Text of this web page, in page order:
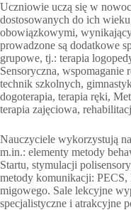
Uczniowie uczą się w
dostosowanych do ich
obowiązkowymi,
prowadzone są dodatkowe
grupowe, tj.: terapia
Sensoryczna,
technik szkolnych,
dogoterapia, terapia ręki,
terapia zajęciowa,
Nauczyciele wykorzystują
m.in.: elementy metody
Startu, stymulacji
metody komunikacji:
migowego. Sale lekcyjne
specjalistyczne i atrakcyjne